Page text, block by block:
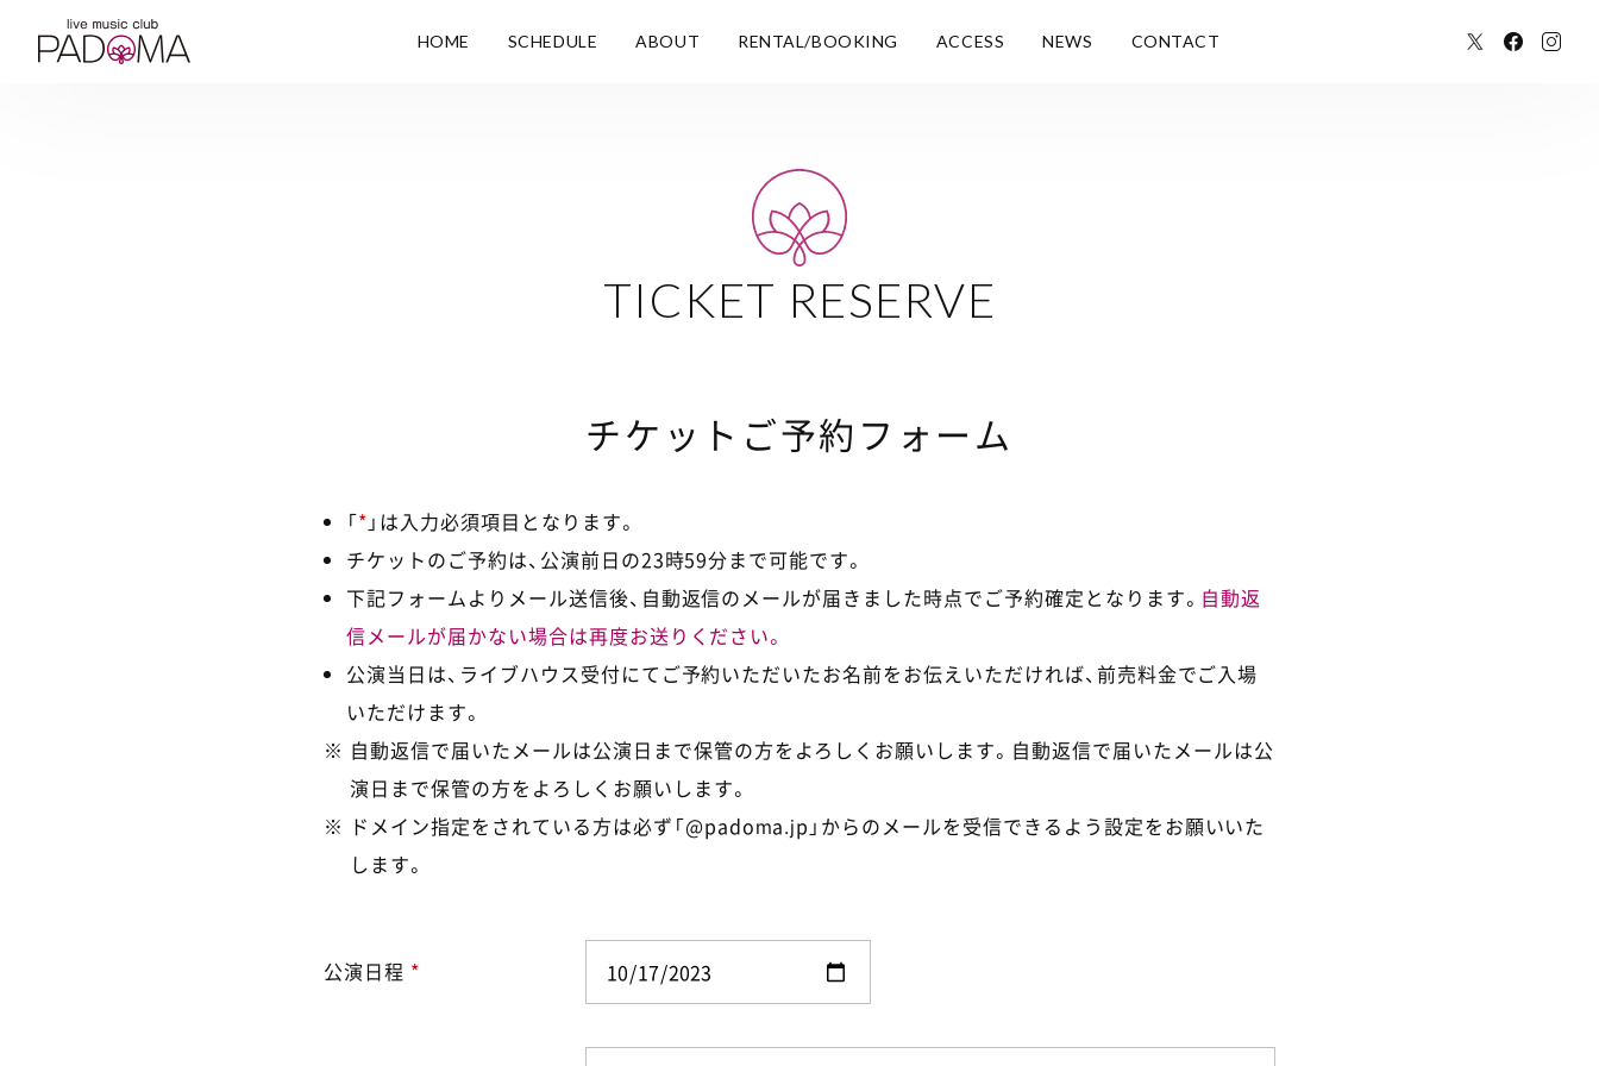
HOME SCHEDULE ABOUT RENTAL/BOOKING ACCESS NEWS CONTACT
TICKET RESERVE
チケットご予約フォーム
「* 」は入力必須項目となります。
チケットのご予約は、公演前日の23時59分まで可能です。
下記フォームよりメール送信後、自動返信のメールが届きました時点でご予約確定となります。 自動返
信メールが届かない場合は再度お送りください。
公演当日は、ライブハウス受付にてご予約いただいたお名前をお伝えいただければ、前売料金でご入場
いただけます。
自動返信で届いたメールは公演日まで保管の方をよろしくお願いします。自動返信で届いたメールは公
演日まで保管の方をよろしくお願いします。
ドメイン指定をされている方は必ず「@padoma.jp」からのメールを受信できるよう設定をお願いいた
します。
公演日程 *